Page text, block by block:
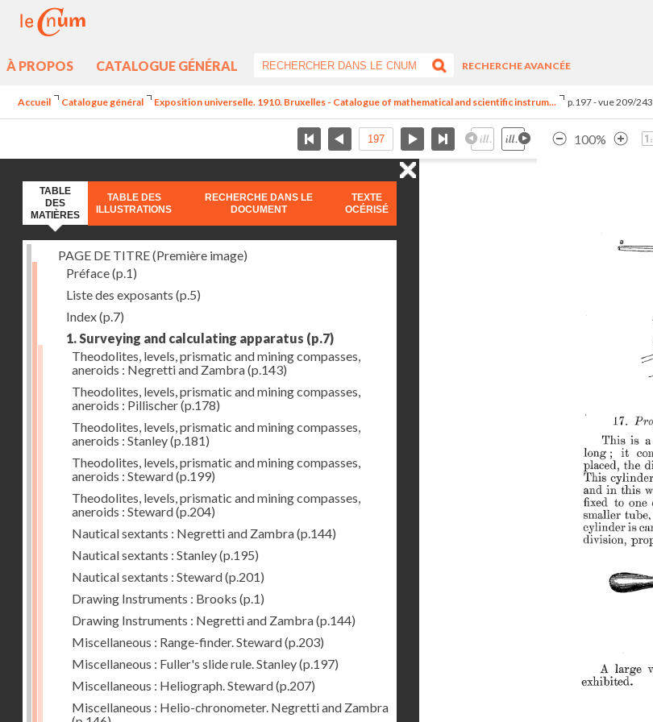
À PROPOS CATALOGUE GÉNÉRAL
RECHERCHE AVANCÉE
Accueil Catalogue général Exposition universelle. 1910. Bruxelles - Catalogue of mathematical and scientific instrum... p.197 - vue 209/243
100%
TABLE
DES
MATIÈRES
TABLE DES
ILLUSTRATIONS
RECHERCHE DANS LE
DOCUMENT
TEXTE
OCÉRISÉ
PAGE DE TITRE (Première image)
Préface(p.1)
Liste des exposants (p.5)
Index(p.7)
1. Surveying and calculating apparatus (p.7)
Theodolites, levels, prismatic and mining compasses,
aneroids : Negretti and Zambra(p.143)
Theodolites, levels, prismatic and mining compasses,
aneroids : Pillischer(p.178)
Theodolites, levels, prismatic and mining compasses,
aneroids : Stanley(p.181)
Theodolites, levels, prismatic and mining compasses,
aneroids : Steward(p.199)
Theodolites, levels, prismatic and mining compasses,
aneroids : Steward(p.204)
Nautical sextants : Negretti and Zambra(p.144)
Nautical sextants : Stanley(p.195)
Nautical sextants : Steward(p.201)
Drawing Instruments : Brooks (p.1)
Drawing Instruments : Negretti and Zambra(p.144)
Miscellaneous : Range-finder. Steward(p.203)
Miscellaneous : Fuller's slide rule. Stanley(p.197)
Miscellaneous : Heliograph. Steward(p.207)
Miscellaneous : Helio-chronometer. Negretti and Zambra